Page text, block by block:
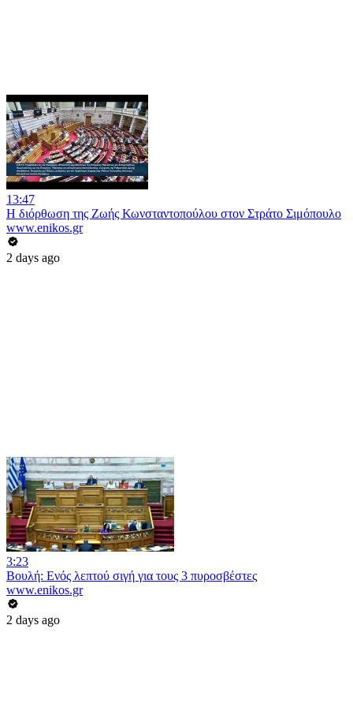
13:47
Η διόρθωση της Ζωής Κωνσταντοπούλου στον Στράτο Σιμόπουλο
www.enikos.gr
2 days ago
3:23
Βουλή: Eνός λεπτού σιγή για τους 3 πυροσβέστες
www.enikos.gr
2 days ago